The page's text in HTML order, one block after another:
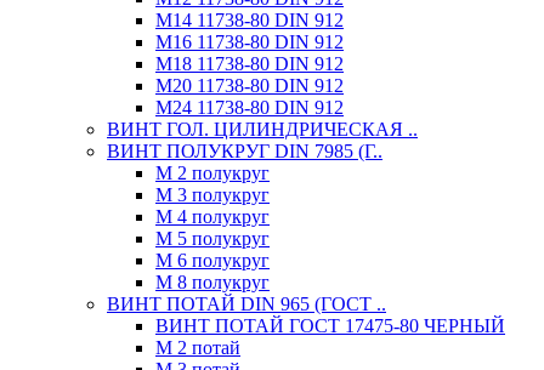
М14 11738-80 DIN 912
М16 11738-80 DIN 912
М18 11738-80 DIN 912
М20 11738-80 DIN 912
М24 11738-80 DIN 912
ВИНТ ГОЛ. ЦИЛИНДРИЧЕСКАЯ ..
ВИНТ ПОЛУКРУГ DIN 7985 (Г..
М 2 полукруг
М 3 полукруг
М 4 полукруг
М 5 полукруг
М 6 полукруг
М 8 полукруг
ВИНТ ПОТАЙ DIN 965 (ГОСТ ..
ВИНТ ПОТАЙ ГОСТ 17475-80 ЧЕРНЫЙ
М 2 потай